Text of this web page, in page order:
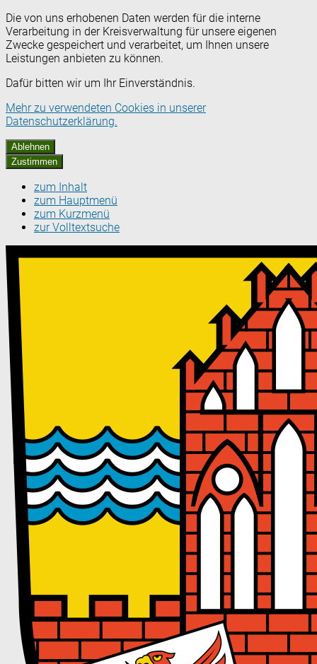
Die von uns erhobenen Daten werden für die interne
Verarbeitung in der Kreisverwaltung für unsere eigenen
Zwecke gespeichert und verarbeitet, um Ihnen unsere
Leistungen anbieten zu können.
Dafür bitten wir um Ihr Einverständnis.
Mehr zu verwendeten Cookies in unserer
Datenschutzerklärung.
Ablehnen
Zustimmen
zum Inhalt
zum Hauptmenü
zum Kurzmenü
zur Volltextsuche